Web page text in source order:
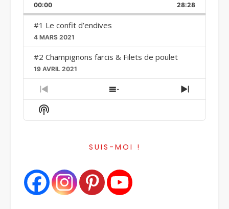
Rate
00:00 28:28
#1 Le confit d’endives
4 MARS 2021
#2 Champignons farcis & Filets de poulet
19 AVRIL 2021
Previous
Episode
Show
Episodes
Next
Episode
Show
Podcast
SUIS-MOI !